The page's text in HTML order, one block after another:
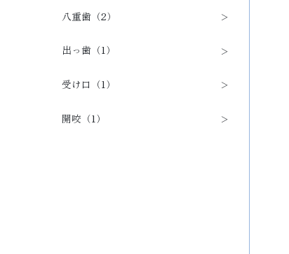
八重歯（2）
出っ歯（1）
受け口（1）
開咬（1）